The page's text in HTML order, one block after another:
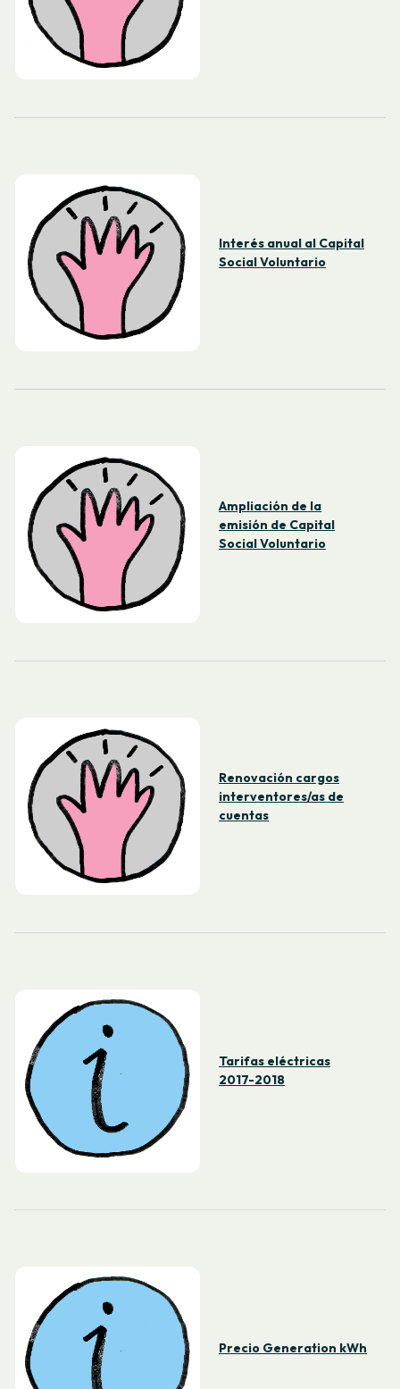
Interés anual al Capital
Social Voluntario
Ampliación de la
emisión de Capital
Social Voluntario
Renovación cargos
interventores/as de
cuentas
Tarifas eléctricas
2017-2018
Precio Generation kWh